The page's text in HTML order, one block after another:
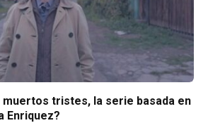
muertos tristes, la serie basada en
Enriquez?